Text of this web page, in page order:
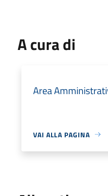
A cura di
Area
VAI ALLA PAGINA